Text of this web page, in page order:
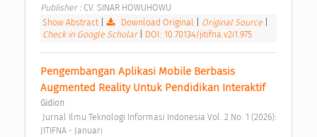
Publisher : CV. SINAR HOWUHOWU
Show Abstract
Download Original Original Source
Check in Google Scholar
DOI: 10.70134/jitifna.v2i1.975
Pengembangan Aplikasi Mobile Berbasis
Augmented Reality Untuk Pendidikan Interaktif
Gidion
JITIFNA - Januari